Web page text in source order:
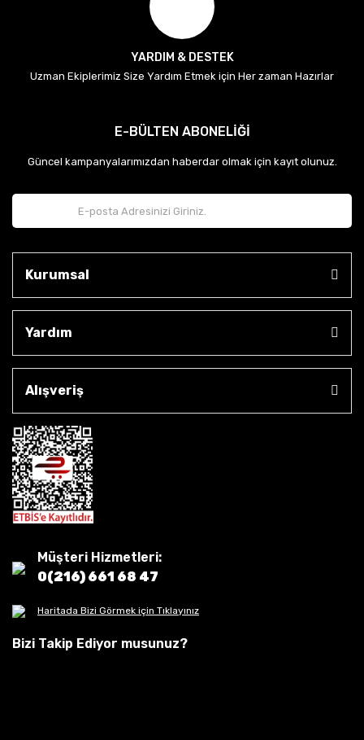
YARDIM & DESTEK
Uzman Ekiplerimiz Size Yardım Etmek için Her zaman Hazırlar
E-BÜLTEN ABONELİĞİ
Güncel kampanyalarımızdan haberdar olmak için kayıt olunuz.
Kurumsal
Yardım
Alışveriş
Müşteri Hizmetleri:
0(216) 661 68 47
Haritada Bizi Görmek için Tıklayınız
Bizi Takip Ediyor musunuz?